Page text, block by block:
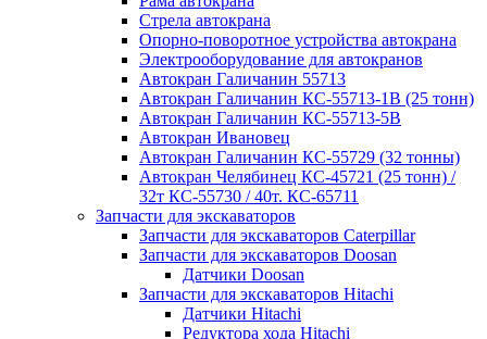
Стрела автокрана
Опорно-поворотное устройства автокрана
Электрооборудование для автокранов
Автокран Галичанин 55713
Автокран Галичанин КС-55713-1В (25 тонн)
Автокран Галичанин КС-55713-5В
Автокран Ивановец
Автокран Галичанин КС-55729 (32 тонны)
Автокран Челябинец КС-45721 (25 тонн) /
32т КС-55730 / 40т. КС-65711
Запчасти для экскаваторов
Запчасти для экскаваторов Caterpillar
Запчасти для экскаваторов Doosan
Датчики Doosan
Запчасти для экскаваторов Hitachi
Датчики Hitachi
Редуктора хода Hitachi